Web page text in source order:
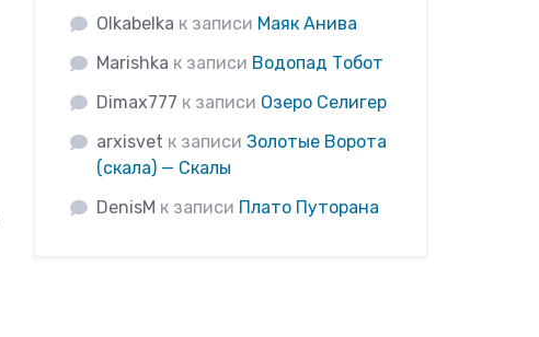
Olkabelka к записи Маяк Анива
Marishka к записи Водопад Тобот
Dimax777 к записи Озеро Селигер
arxisvet к записиЗолотые Ворота
(скала) — Скалы
DenisM к записи Плато Путорана